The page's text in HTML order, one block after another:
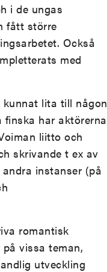
i de ungas
fått större
Också
med
lita till någon
har aktörerna
liitto och
skrivande t ex av
instanser (på
romantisk
vissa teman,
utveckling